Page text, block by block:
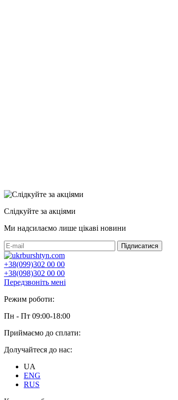
Слідкуйте за акціями
Ми надсилаємо лише цікаві новини
+38(099)302 00 00
+38(098)302 00 00
Передзвоніть мені
Режим роботи:
Пн - Пт 09:00-18:00
Приймаємо до сплати:
Долучайтеся до нас:
UA
ENG
RUS